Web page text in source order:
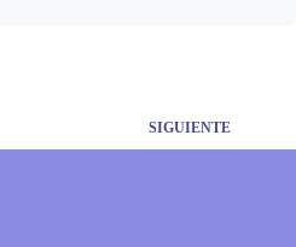
SIGUIENTE